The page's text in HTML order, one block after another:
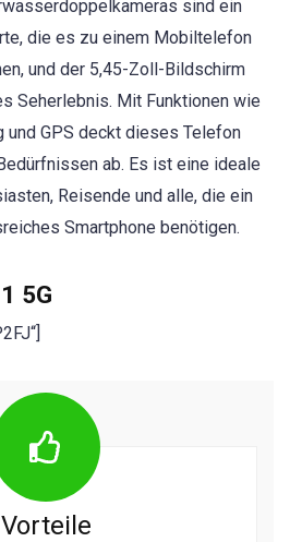
sind ein
die es zu einem Mobiltelefon
und der 5,45-Zoll-Bildschirm
Seherlebnis. Mit Funktionen wie
und GPS deckt dieses Telefon
ab. Es ist eine ideale
Reisende und alle, die ein
Smartphone benötigen.
5G
Vorteile